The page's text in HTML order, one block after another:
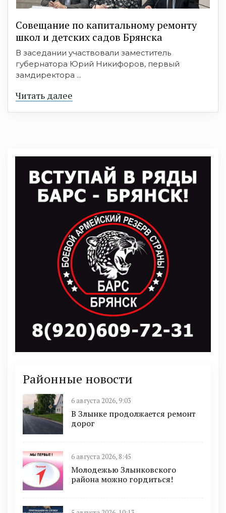
Совещание по капитальному ремонту
школ и детских садов Брянска
В заседании участвовали заместитель
губернатора Юрий Никифоров, первый
замдиректора ...
Читать далее
Районные новости
6 августа 2026, 9:03
В Злынке продолжается ремонт
дорог
6 августа 2026, 8:45
Молодежью Злынковского
района можно гордиться!